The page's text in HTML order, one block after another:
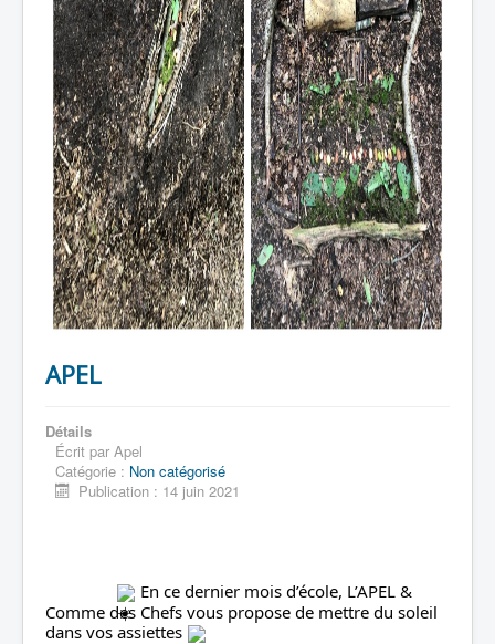
APEL
Détails
Écrit par Apel
Catégorie : Non catégorisé
Publication : 14 juin 2021
En ce dernier mois d’école, L’APEL &
Comme des Chefs vous propose de mettre du soleil
dans vos assiettes